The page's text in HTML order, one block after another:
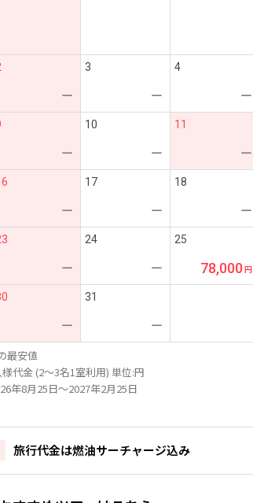
ー
3
ー
4
ー
ー
10
ー
11
ー
ー
17
ー
18
ー
ー
24
ー
25
78,000
ー
31
ー
最安値
代金 (2～3名1室利用) 単位:円
年8月25日～2027年2月25日
旅行代金は燃油サーチャージ込み